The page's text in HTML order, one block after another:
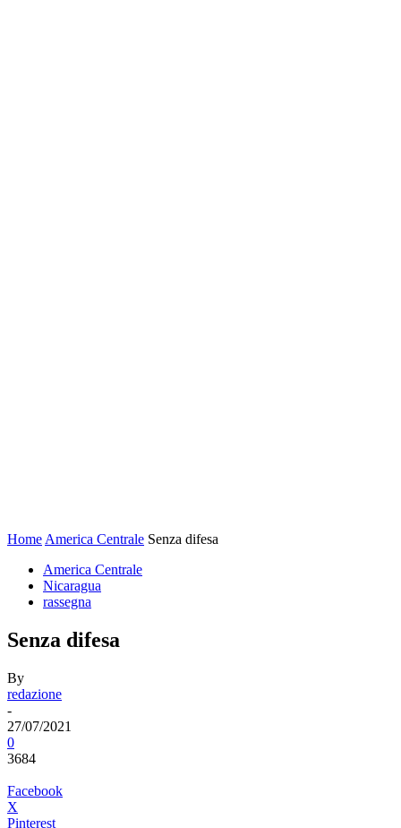
Home America Centrale Senza difesa
America Centrale
Nicaragua
rassegna
Senza difesa
By
redazione
-
27/07/2021
0
3684
Facebook
X
Pinterest